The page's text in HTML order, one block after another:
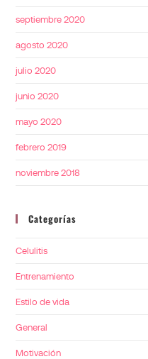
septiembre 2020
agosto 2020
julio 2020
junio 2020
mayo 2020
febrero 2019
noviembre 2018
Categorías
Celulitis
Entrenamiento
Estilo de vida
General
Motivación